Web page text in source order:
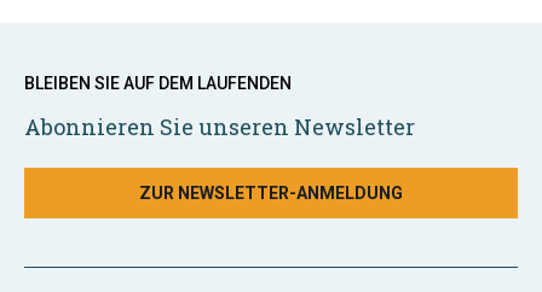
BLEIBEN SIE AUF DEM LAUFENDEN
Abonnieren Sie unseren Newsletter
ZUR NEWSLETTER-ANMELDUNG